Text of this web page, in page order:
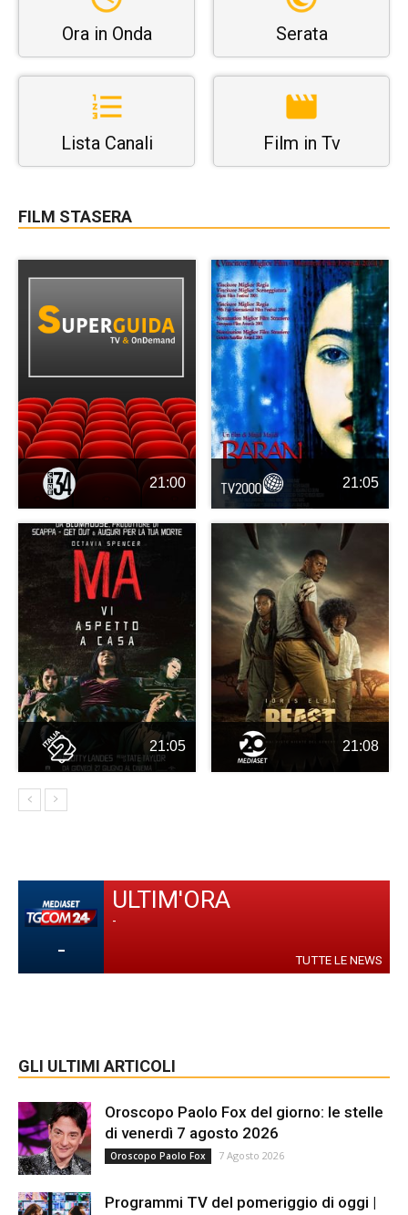
Ora in Onda Serata
Lista Canali Film in Tv
FILM STASERA
21:00 21:05
21:05 21:08
-
ULTIM'ORA
-
TUTTE LE NEWS
GLI ULTIMI ARTICOLI
Oroscopo Paolo Fox del giorno: le stelle
di venerdì 7 agosto 2026
Oroscopo Paolo Fox 7 Agosto 2026
Programmi TV del pomeriggio di oggi |